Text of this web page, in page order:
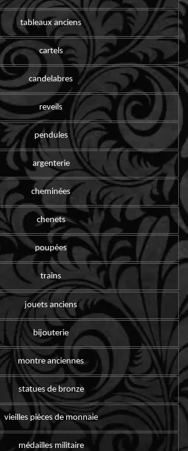
tableaux anciens
cartels
candelabres
reveils
pendules
argenterie
cheminées
chenets
poupées
trains
jouets anciens
bijouterie
montre anciennes
statues de bronze
vieilles pièces de monnaie
médailles militaire